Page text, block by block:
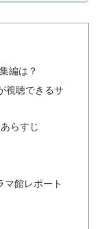
編は？
視聴できるサ
らすじ
マ館レポート